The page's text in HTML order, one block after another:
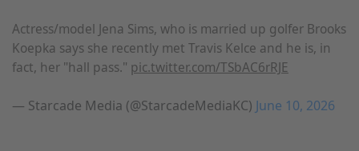
Actress/model Jena Sims, who is married up golfer Brooks
Koepka says she recently met Travis Kelce and he is, in
fact, her "hall pass." pic.twitter.com/TSbAC6rRJE
— Starcade Media (@StarcadeMediaKC) June 10, 2026